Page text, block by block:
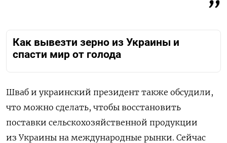
Как вывезти зерно из Украины и
спасти мир от голода
Шваб и украинский президент также обсудили,
что можно сделать, чтобы восстановить
поставки сельскохозяйственной продукции
из Украины на международные рынки. Сейчас